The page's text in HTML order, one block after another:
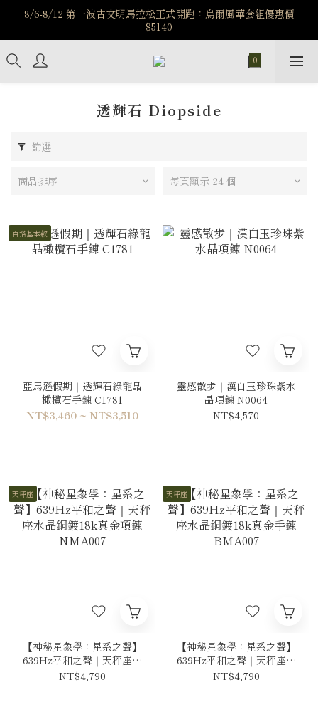
️8/6-8/12 第一波古文明馬拉松正式開跑：烏爾風華套組優惠價
$5140
️8/6-8/12 第一波古文明馬拉松正式開跑：烏爾風華套組優惠價
$5140
7/15-8/25 神秘星象學系列｜獅子座時區 項鍊 X 戒指 X 手鍊 享福
利
透輝石 Diopside
篩選
商品排序 每頁顯示 24 個
百搭基本款
亞馬遜假期｜透輝石綠龍晶
橄欖石手鍊 C1781
NT$3,460 ~ NT$3,510
靈感散步｜漢白玉珍珠紫水
晶項鍊 N0064
NT$4,570
天秤座
【神秘星象學：星系之聲】
639Hz平和之聲｜天秤座水
晶銅鍍18k真金項鍊
NT$4,790
天秤座
【神秘星象學：星系之聲】
639Hz平和之聲｜天秤座水
晶銅鍍18k真金手鍊
NT$4,790